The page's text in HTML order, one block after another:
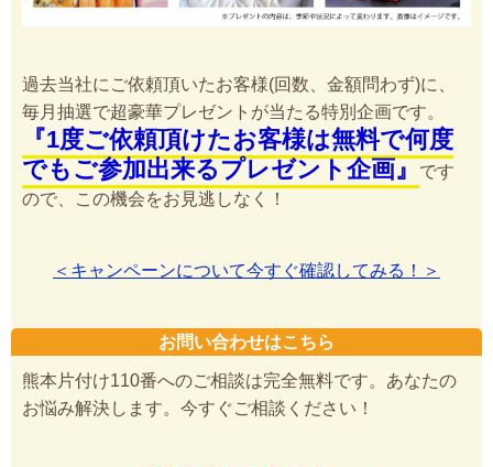
過去当社にご依頼頂いたお客様(回数、金額問わず)に、
毎月抽選で超豪華プレゼントが当たる特別企画です。
『1度ご依頼頂けたお客様は無料で何度
でもご参加出来るプレゼント企画』
です
ので、この機会をお見逃しなく！
＜キャンペーンについて今すぐ確認してみる！＞
お問い合わせはこちら
熊本片付け110番へのご相談は完全無料です。あなたの
お悩み解決します。今すぐご相談ください！